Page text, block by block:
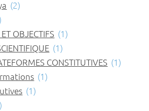
(2)
OBJECTIFS (1)
(1)
CONSTITUTIVES (1)
(1)
(1)